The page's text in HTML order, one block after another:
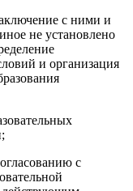
с ними и
не установлено
и организация
с